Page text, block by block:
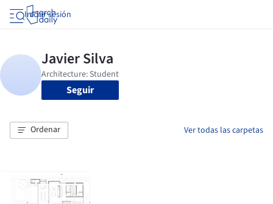
Iniciar sesión
Seguir
Ordenar Ver todas las carpetas